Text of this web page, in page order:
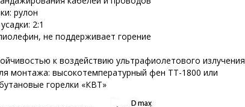
рулон
2:1
не поддерживает горение
к воздействию ультрафиолетового излучения
монтажа: высокотемпературный фен ТТ-1800 или
горелки «КВТ»